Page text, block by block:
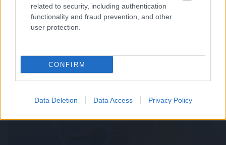
related to security, including authentication
functionality and fraud prevention, and other
user protection.
CONFIRM
Data Deletion Data Access Privacy Policy
Felhívás a magyar kkv-szektor összefogására az